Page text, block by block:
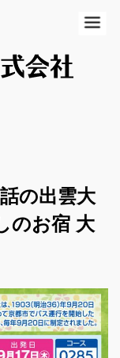
の出雲大
のお宿 大